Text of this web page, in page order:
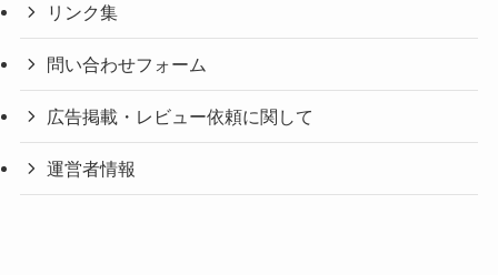
リンク集
問い合わせフォーム
広告掲載・レビュー依頼に関して
運営者情報